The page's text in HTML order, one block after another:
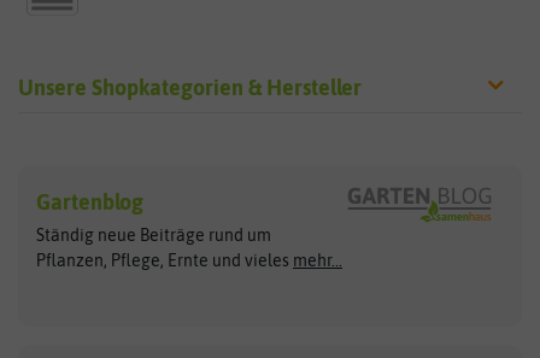
Unsere Shopkategorien & Hersteller
Exotische Samen
Gemüsesamen
Gründünger
Arche Noah
ASB Greenworld
Clever Pots
COMPO
Gartenblog
Ständig neue Beiträge rund um
Pflanzen, Pflege, Ernte und vieles mehr...